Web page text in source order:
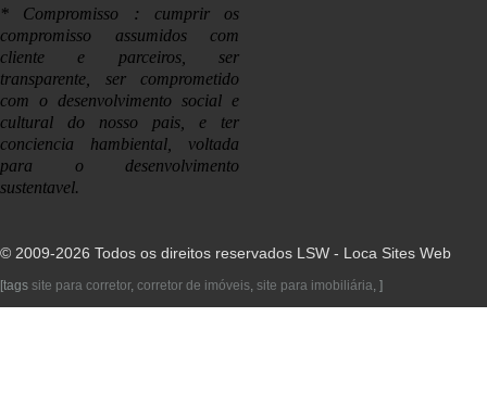
* Compromisso:
cumprir os
compromisso assumidos com
cliente e parceiros, ser
transparente, ser comprometido
com o desenvolvimento social e
cultural do nosso pais, e ter
conciencia hambiental, voltada
para o desenvolvimento
sustentavel.
© 2009-2026 Todos os direitos reservados LSW - Loca Sites Web
[tags site para corretor, corretor de imóveis site para imobiliária , ]